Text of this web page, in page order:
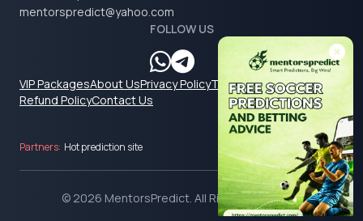
mentorspredict@yahoo.com
FOLLOW US
VIP PackagesAbout UsPrivacy PolicyTerms & Conditions
Refund PolicyContact Us
Partners: Hot prediction site
© 2026 MentorsPredict. All Rights Reserved.